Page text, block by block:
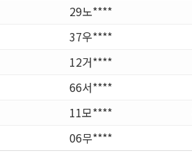
29노****
37우****
12거****
66서****
11모****
06무****